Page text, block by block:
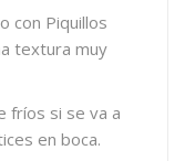
con Piquillos
textura muy
fríos si se va a
en boca.